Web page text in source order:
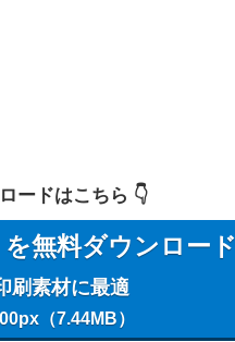
ードはこちら 👇️
無料ダウンロード
刷素材に最適
（7.44MB）